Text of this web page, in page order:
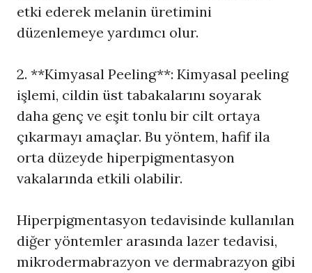
etki ederek melanin üretimini
düzenlemeye yardımcı olur.
2. **Kimyasal Peeling**: Kimyasal peeling
işlemi, cildin üst tabakalarını soyarak
daha genç ve eşit tonlu bir cilt ortaya
çıkarmayı amaçlar. Bu yöntem, hafif ila
orta düzeyde hiperpigmentasyon
vakalarında etkili olabilir.
Hiperpigmentasyon tedavisinde kullanılan
diğer yöntemler arasında lazer tedavisi,
mikrodermabrazyon ve dermabrazyon gibi